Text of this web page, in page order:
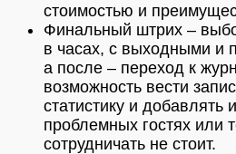
стоимостью и
Финальный штрих –
в часах, с выходными и
а после – переход к
возможность вести
статистику и
проблемных гостях или
сотрудничать не стоит.